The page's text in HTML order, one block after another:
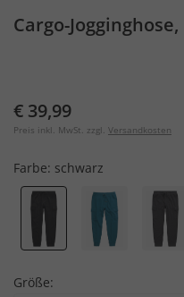
Cargo-
€ 39,99
Preis inkl. MwSt. zzgl. Versandkosten
Farbe: schwarz
Größe: